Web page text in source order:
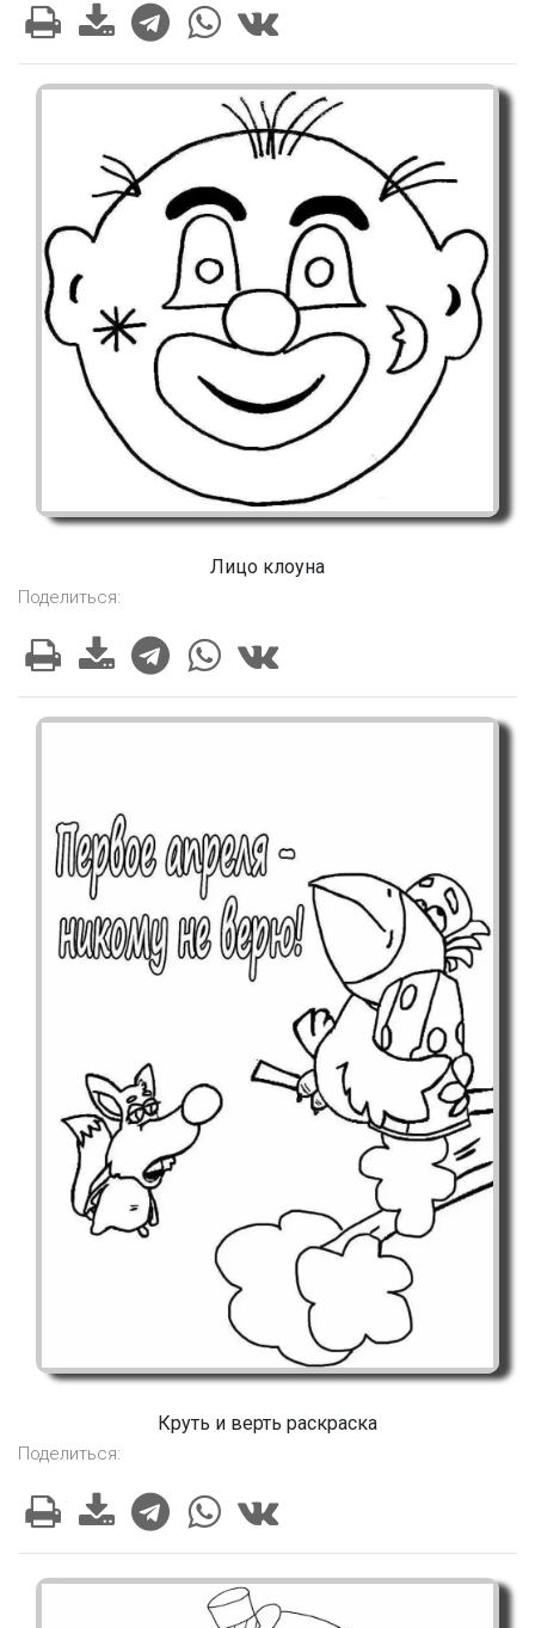
Лицо клоуна
Поделиться:
Круть и верть раскраска
Поделиться: